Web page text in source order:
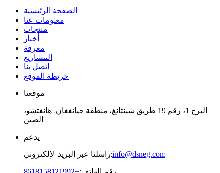
الصفحة الرئيسية
معلومات عنا
منتجات
أخبار
معرفة
المشاريع
اتصل بنا
خريطة الموقع
موقعنا
البرج 1، رقم 19 طريق شينتانغ، منطقة جيانغغان، هانغتشو،
الصين
يدعم
راسلنا عبر البريد الإلكتروني:info@dsneg.com
رقم الهاتف:+8618158121992